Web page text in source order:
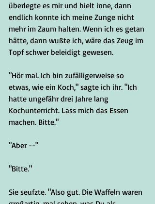
überlegte es mir und hielt inne, dann
endlich konnte ich meine Zunge nicht
mehr im Zaum halten. Wenn ich es getan
hätte, dann wußte ich, wäre das Zeug im
Topf schwer beleidigt gewesen.
"Hör mal. Ich bin zufälligerweise so
etwas, wie ein Koch," sagte ich ihr. "Ich
hatte ungefähr drei Jahre lang
Kochunterricht. Lass mich das Essen
machen. Bitte."
"Aber --"
"Bitte."
Sie seufzte. "Also gut. Die Waffeln waren